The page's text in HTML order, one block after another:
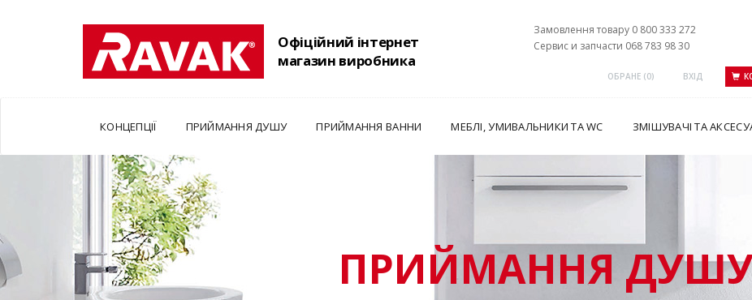
Офіційний інтернет
магазин виробника
Замовлення товару 0 800 333 272
Сервис и запчасти 068 783 98 30
ОБРАНЕ (0) ВХІД
КОНЦЕПЦІЇ ПРИЙМАННЯ ДУШУ ПРИЙМАННЯ ВАННИ МЕБЛІ, УМИВАЛЬНИКИ ТА WC ЗМІШУВАЧІ ТА
ПРИЙМАННЯ